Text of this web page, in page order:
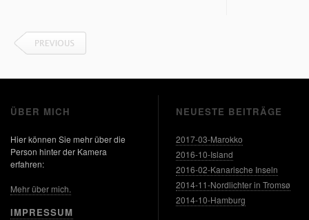
ÜBER MICH
Hier können Sie mehr über die
Person hinter der Kamera
erfahren:
Mehr über mich.
IMPRESSUM
NEUESTE BEITRÄGE
2017-03-Marokko
2016-10-Island
2016-02-Kanarische Inseln
2014-11-Nordlichter in Tromsø
2014-10-Hamburg